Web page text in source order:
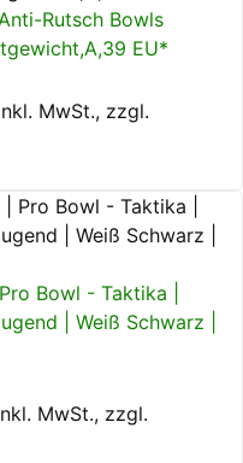
Rutsch Bowls
EU*
MwSt., zzgl.
Bowl - Taktika |
| Weiß Schwarz |
MwSt., zzgl.